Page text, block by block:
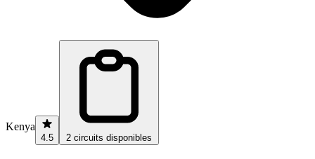
Kenya
4.5 2 circuits disponibles